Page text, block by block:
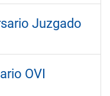
Juzgado
OVI